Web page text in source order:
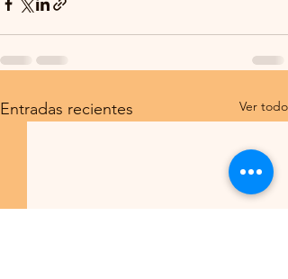
Entradas recientes Ver todo